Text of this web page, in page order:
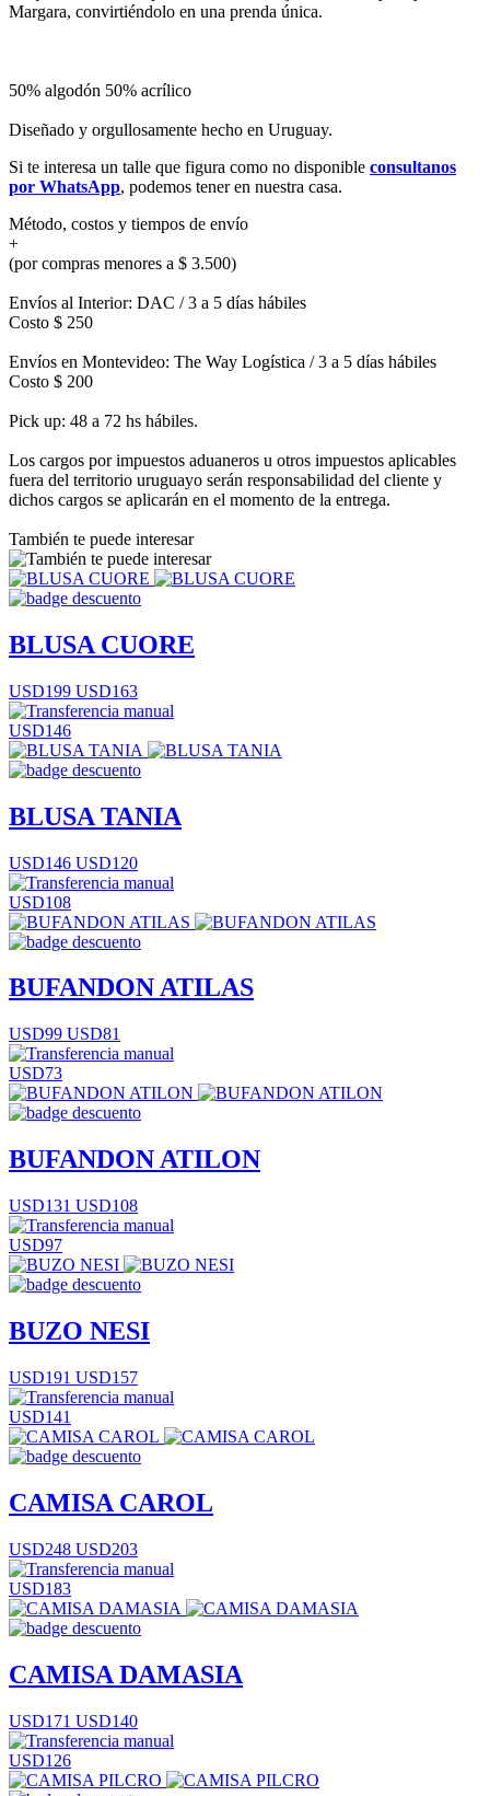
Margara, convirtiéndolo en una prenda única.
50% algodón 50% acrílico
Diseñado y orgullosamente hecho en Uruguay.
Si te interesa un talle que figura como no disponible consultanos
por WhatsApp, podemos tener en nuestra casa.
Método, costos y tiempos de envío
+
(por compras menores a $ 3.500)
Envíos al Interior: DAC / 3 a 5 días hábiles
Costo $ 250
Envíos en Montevideo: The Way Logística / 3 a 5 días hábiles
Costo $ 200
Pick up: 48 a 72 hs hábiles.
Los cargos por impuestos aduaneros u otros impuestos aplicables
fuera del territorio uruguayo serán responsabilidad del cliente y
dichos cargos se aplicarán en el momento de la entrega.
También te puede interesar
BLUSA CUORE
USD199 USD163
USD146
BLUSA TANIA
USD146 USD120
USD108
BUFANDON ATILAS
USD99 USD81
USD73
BUFANDON ATILON
USD131 USD108
USD97
BUZO NESI
USD191 USD157
USD141
CAMISA CAROL
USD248 USD203
USD183
CAMISA DAMASIA
USD171 USD140
USD126